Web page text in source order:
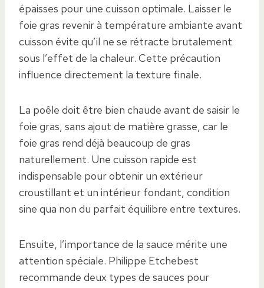
épaisses pour une cuisson optimale. Laisser le
foie gras revenir à température ambiante avant
cuisson évite qu’il ne se rétracte brutalement
sous l’effet de la chaleur. Cette précaution
influence directement la texture finale.
La poêle doit être bien chaude avant de saisir le
foie gras, sans ajout de matière grasse, car le
foie gras rend déjà beaucoup de gras
naturellement. Une cuisson rapide est
indispensable pour obtenir un extérieur
croustillant et un intérieur fondant, condition
sine qua non du parfait équilibre entre textures.
Ensuite, l’importance de la sauce mérite une
attention spéciale. Philippe Etchebest
recommande deux types de sauces pour